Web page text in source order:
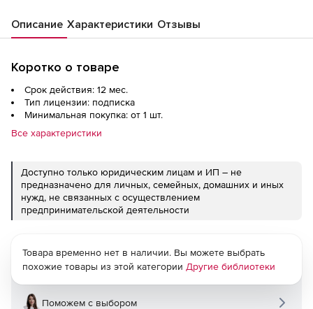
Описание Характеристики Отзывы
Коротко о товаре
Срок действия: 12 мес.
Тип лицензии: подписка
Минимальная покупка: от 1 шт.
Все характеристики
Доступно только юридическим лицам и ИП – не
предназначено для личных, семейных, домашних и иных
нужд, не связанных с осуществлением
предпринимательской деятельности
Товара временно нет в наличии. Вы можете выбрать
похожие товары из этой категории Другие библиотеки
Поможем с выбором